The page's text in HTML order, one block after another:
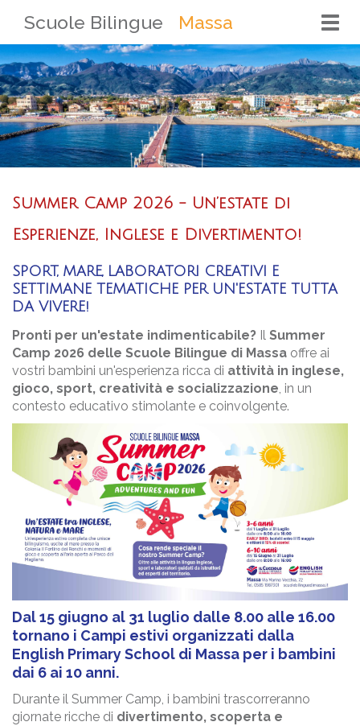
Scuole Bilingue Massa
Summer Camp 2026 - Un’estate di
Esperienze, Inglese e Divertimento!
SPORT, MARE, LABORATORI CREATIVI E
SETTIMANE TEMATICHE PER UN'ESTATE TUTTA
DA VIVERE!
Pronti per un'estate indimenticabile? Il Summer
Camp 2026 delle Scuole Bilingue di Massa offre ai
vostri bambini un'esperienza ricca di attività in inglese,
gioco, sport, creatività e socializzazione, in un
contesto educativo stimolante e coinvolgente.
Dal 15 giugno al 31 luglio dalle 8.00 alle 16.00
tornano i Campi estivi organizzati dalla
English Primary School di Massa per i bambini
dai 6 ai 10 anni.
Durante il Summer Camp, i bambini trascorreranno
giornate ricche di divertimento, scoperta e